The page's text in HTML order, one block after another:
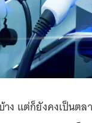
าง แต่ก็ยังคงเป็นต